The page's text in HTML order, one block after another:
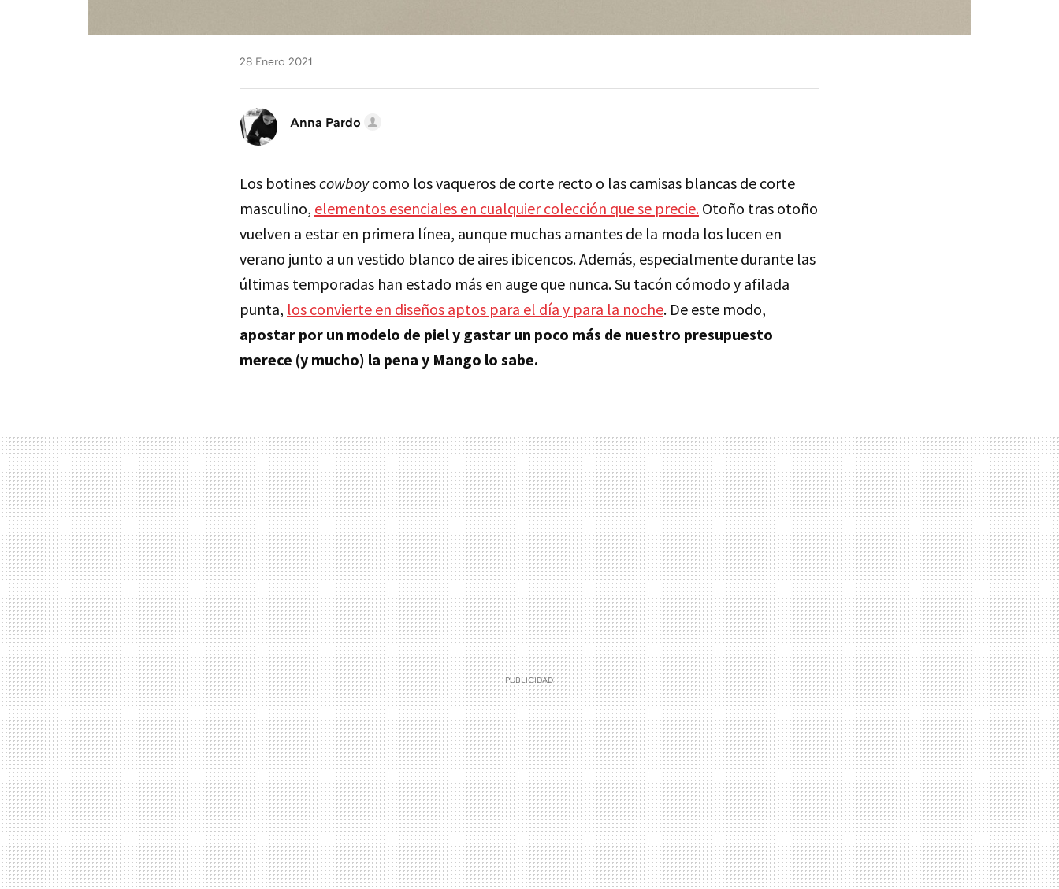
28 Enero 2021
Anna Pardo
Los botinescowboycomo los vaqueros de corte recto o las camisas blancas de corte
masculino, elementos esenciales en cualquier colección que se precie. Otoño tras otoño
vuelven a estar en primera línea, aunque muchas amantes de la moda los lucen en
verano junto a un vestido blanco de aires ibicencos. Además, especialmente durante las
últimas temporadas han estado más en auge que nunca. Su tacón cómodo y afilada
punta, los convierte en diseños aptos para el día y para la noche. De este modo,
apostar por un modelo de piel y gastar un poco más de nuestro presupuesto
merece (y mucho) la pena y Mango lo sabe.